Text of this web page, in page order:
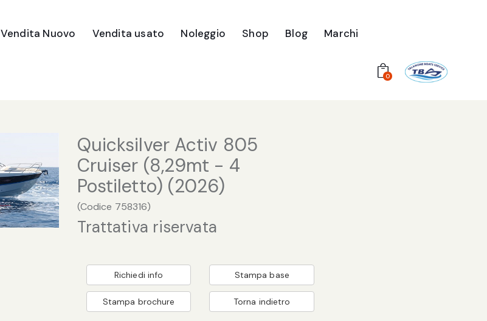
Vendita Nuovo
Ricambi e Accessori
Vendita usato Noleggio Shop Blog Marchi
0
Quicksilver Activ 805
Cruiser (8,29mt - 4
Postiletto) (2026)
(Codice 758316)
Trattativa riservata
Richiedi info Stampa base
Stampa brochure Torna indietro